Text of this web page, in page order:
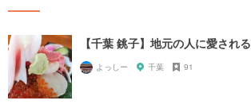
【千葉 銚子】地元の人に愛され
よっしー 千葉 91